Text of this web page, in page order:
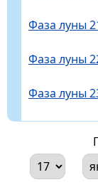
Фаза луны
Фаза луны
Фаза луны